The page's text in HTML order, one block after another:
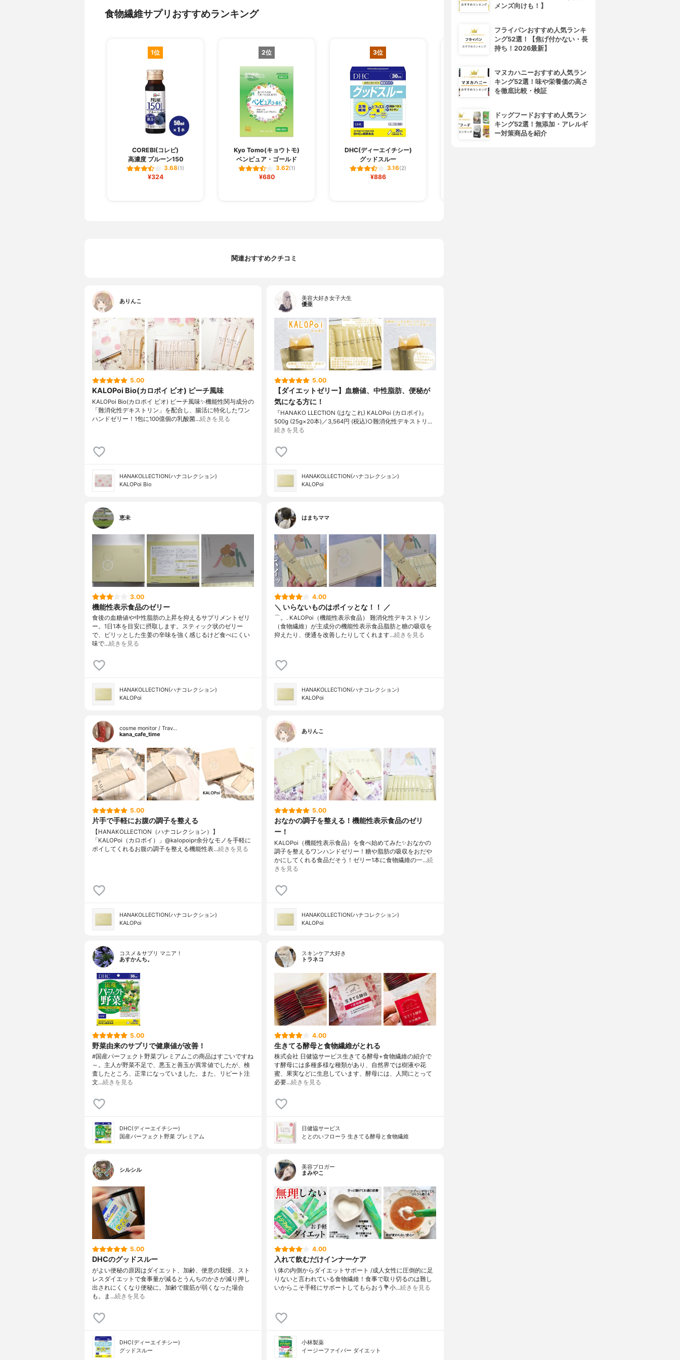
食物繊維サプリおすすめランキング
1位
COREBI(コレビ)
高濃度 プルーン150
3.68(1)
¥324
2位
Kyo Tomo(キョウトモ)
ベンピュア・ゴールド
3.62(1)
¥680
3位
DHC(ディーエイチシー)
グッドスルー
3.16(2)
¥886
関連おすすめクチコミ
ありんこ
5.00
KALOPoi Bio(カロポイ ビオ) ピーチ風味
KALOPoi Bio(カロポイ ビオ) ピーチ風味✨機能性関与成分の
「難消化性デキストリン」を配合し、腸活に特化したワン
ハンドゼリー！1包に100億個の乳酸菌…続きを見る
HANAKOLLECTION(ハナコレクション)
KALOPoi Bio
美容大好き女子大生
優亜
5.00
【ダイエットゼリー】血糖値、中性脂肪、便秘が
気になる方に！
『HANAKO LLECTION (はなこれ) KALOPoi (カロポイ)』
500g (25g×20本)／3,564円 (税込)○難消化性デキストリ…
続きを見る
HANAKOLLECTION(ハナコレクション)
KALOPoi
恵未
3.00
機能性表示食品のゼリー
食後の血糖値や中性脂肪の上昇を抑えるサプリメントゼリ
ー。1日1本を目安に摂取します。スティック状のゼリー
で、ピリッとした生姜の辛味を強く感じるけど食べにくい
味で…続きを見る
HANAKOLLECTION(ハナコレクション)
KALOPoi
はまちママ
4.00
＼ いらないものはポイッとな！！ ／
⌒。. KALOPoi（機能性表示食品） 難消化性デキストリン
（食物繊維）が主成分の機能性表示食品脂肪と糖の吸収を
抑えたり、便通を改善したりしてくれます…続きを見る
HANAKOLLECTION(ハナコレクション)
KALOPoi
cosme monitor / Trav…
kana_cafe_time
5.00
片手で手軽にお腹の調子を整える
【HANAKOLLECTION（ハナコレクション）】
「KALOPoi（カロポイ）」@kalopoipr余分なモノを手軽に
ポイしてくれるお腹の調子を整える機能性表…続きを見る
HANAKOLLECTION(ハナコレクション)
KALOPoi
ありんこ
5.00
おなかの調子を整える！機能性表示食品のゼリ
ー！
KALOPoi（機能性表示食品）を食べ始めてみた✨おなかの
調子を整えるワンハンドゼリー！糖や脂肪の吸収をおだや
かにしてくれる食品だそう！ゼリー1本に食物繊維の一…続
きを見る
HANAKOLLECTION(ハナコレクション)
KALOPoi
コスメ＆サプリ マニア！
あすかんち。
5.00
野菜由来のサプリで健康値が改善！
#国産パーフェクト野菜プレミアムこの商品はすごいですね
～。主人が野菜不足で、悪玉と善玉が異常値でしたが、検
査したところ、正常になっていました。また、リピート注
文…続きを見る
DHC(ディーエイチシー)
国産パーフェクト野菜 プレミアム
スキンケア大好き
トラネコ
4.00
生きてる酵母と食物繊維がとれる
株式会社 日健協サービス生きてる酵母+食物繊維の紹介で
す酵母には多種多様な種類があり、自然界では樹液や花
蜜、果実などに生息しています、酵母には、人間にとって
必要…続きを見る
日健協サービス
ととのいフローラ 生きてる酵母と食物繊維
シルシル
5.00
DHCのグッドスルー
がよい便秘の原因はダイエット、加齢、便意の我慢、スト
レスダイエットで食事量が減るとうんちのかさが減り押し
出されにくくなり便秘に。加齢で腹筋が弱くなった場合
も。ま…続きを見る
DHC(ディーエイチシー)
グッドスルー
美容ブロガー
まみやこ
4.00
入れて飲むだけインナーケア
\ 体の内側からダイエットサポート /⁡⁡成人女性に圧倒的に足
りないと言われている食物繊維！食事で取り切るのは難し
いからこそ手軽にサポートしてもらおう⁡⁡⁡💐小…続きを見る
小林製薬
イージーファイバー ダイエット
メンズ向けも！】
フライパンおすすめ人気ランキ
ング52選！【焦げ付かない・長
持ち！2026最新】
マヌカハニーおすすめ人気ラン
キング52選！味や栄養価の高さ
を徹底比較・検証
ドッグフードおすすめ人気ラン
キング52選！無添加・アレルギ
ー対策商品を紹介